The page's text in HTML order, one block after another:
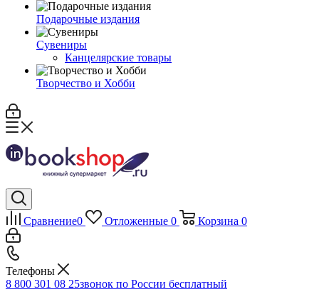
Подарочные издания
Сувениры
Канцелярские товары
Творчество и Хобби
Сравнение0 Отложенные 0 Корзина 0
Телефоны
8 800 301 08 25звонок по России бесплатный